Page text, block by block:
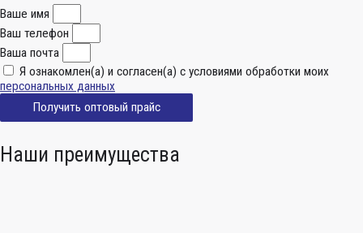
Ваше имя
Ваш телефон
Ваша почта
Я ознакомлен(а) и согласен(а) с условиями обработки моих
персональных данных
Получить оптовый прайс
Наши преимущества